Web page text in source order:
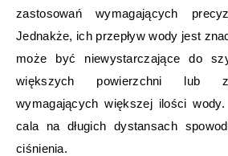
zastosowań wymagających
Jednakże, ich przepływ wody jest
może być niewystarczające do
większych powierzchni lub
wymagających większej ilości
cala na długich dystansach
ciśnienia.